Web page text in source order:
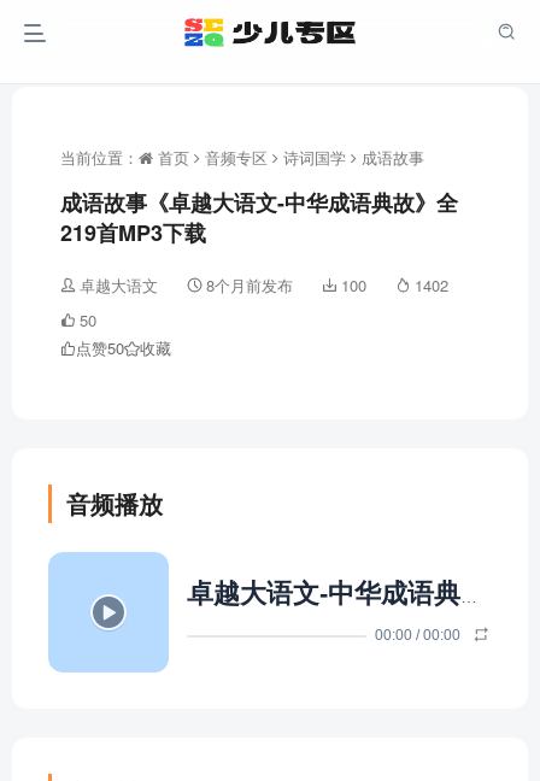
当前位置： 首页 音频专区 诗词国学 成语故事
成语故事《卓越大语文-中华成语典故》全
219首MP3下载
卓越大语文 8个月前发布 100
1402
50
点赞50 收藏
音频播放
00:00 /00:00